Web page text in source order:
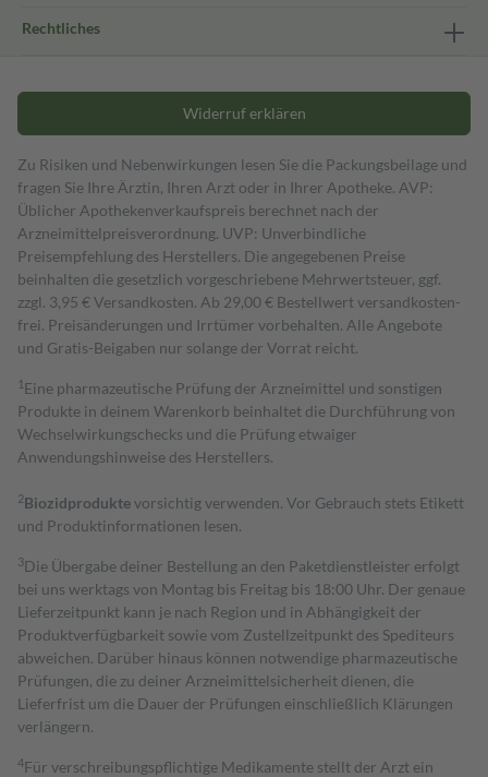
Rechtliches
Widerruf erklären
Zu Risiken und Nebenwirkungen lesen Sie die Packungsbeilage und
fragen Sie Ihre Ärztin, Ihren Arzt oder in Ihrer Apotheke. AVP:
Üblicher Apothekenverkaufspreis berechnet nach der
Arzneimittelpreisverordnung. UVP: Unverbindliche
Preisempfehlung des Herstellers. Die angegebenen Preise
beinhalten die gesetzlich vorgeschriebene Mehrwertsteuer, ggf.
zzgl. 3,95 € Versandkosten. Ab 29,00 € Bestell­wert versand­kosten­
frei. Preisänderungen und Irrtümer vorbehalten. Alle Angebote
und Gratis-Beigaben nur solange der Vorrat reicht.
1 Eine pharmazeutische Prüfung der Arzneimittel und sonstigen
Produkte in deinem Warenkorb beinhaltet die Durchführung von
Wechselwirkungschecks und die Prüfung etwaiger
Anwendungshinweise des Herstellers.
2Biozidproduktevorsichtig verwenden. Vor Gebrauch stets Etikett
und Produktinformationen lesen.
3Die Übergabe deiner Bestellung an den Paketdienstleister erfolgt
bei uns werktags von Montag bis Freitag bis 18:00 Uhr. Der genaue
Lieferzeitpunkt kann je nach Region und in Abhängigkeit der
Produktverfügbarkeit sowie vom Zustellzeitpunkt des Spediteurs
abweichen. Darüber hinaus können notwendige pharmazeutische
Prüfungen, die zu deiner Arzneimittelsicherheit dienen, die
Lieferfrist um die Dauer der Prüfungen einschließlich Klärungen
verlängern.
4Für verschreibungspflichtige Medikamente stellt der Arzt ein